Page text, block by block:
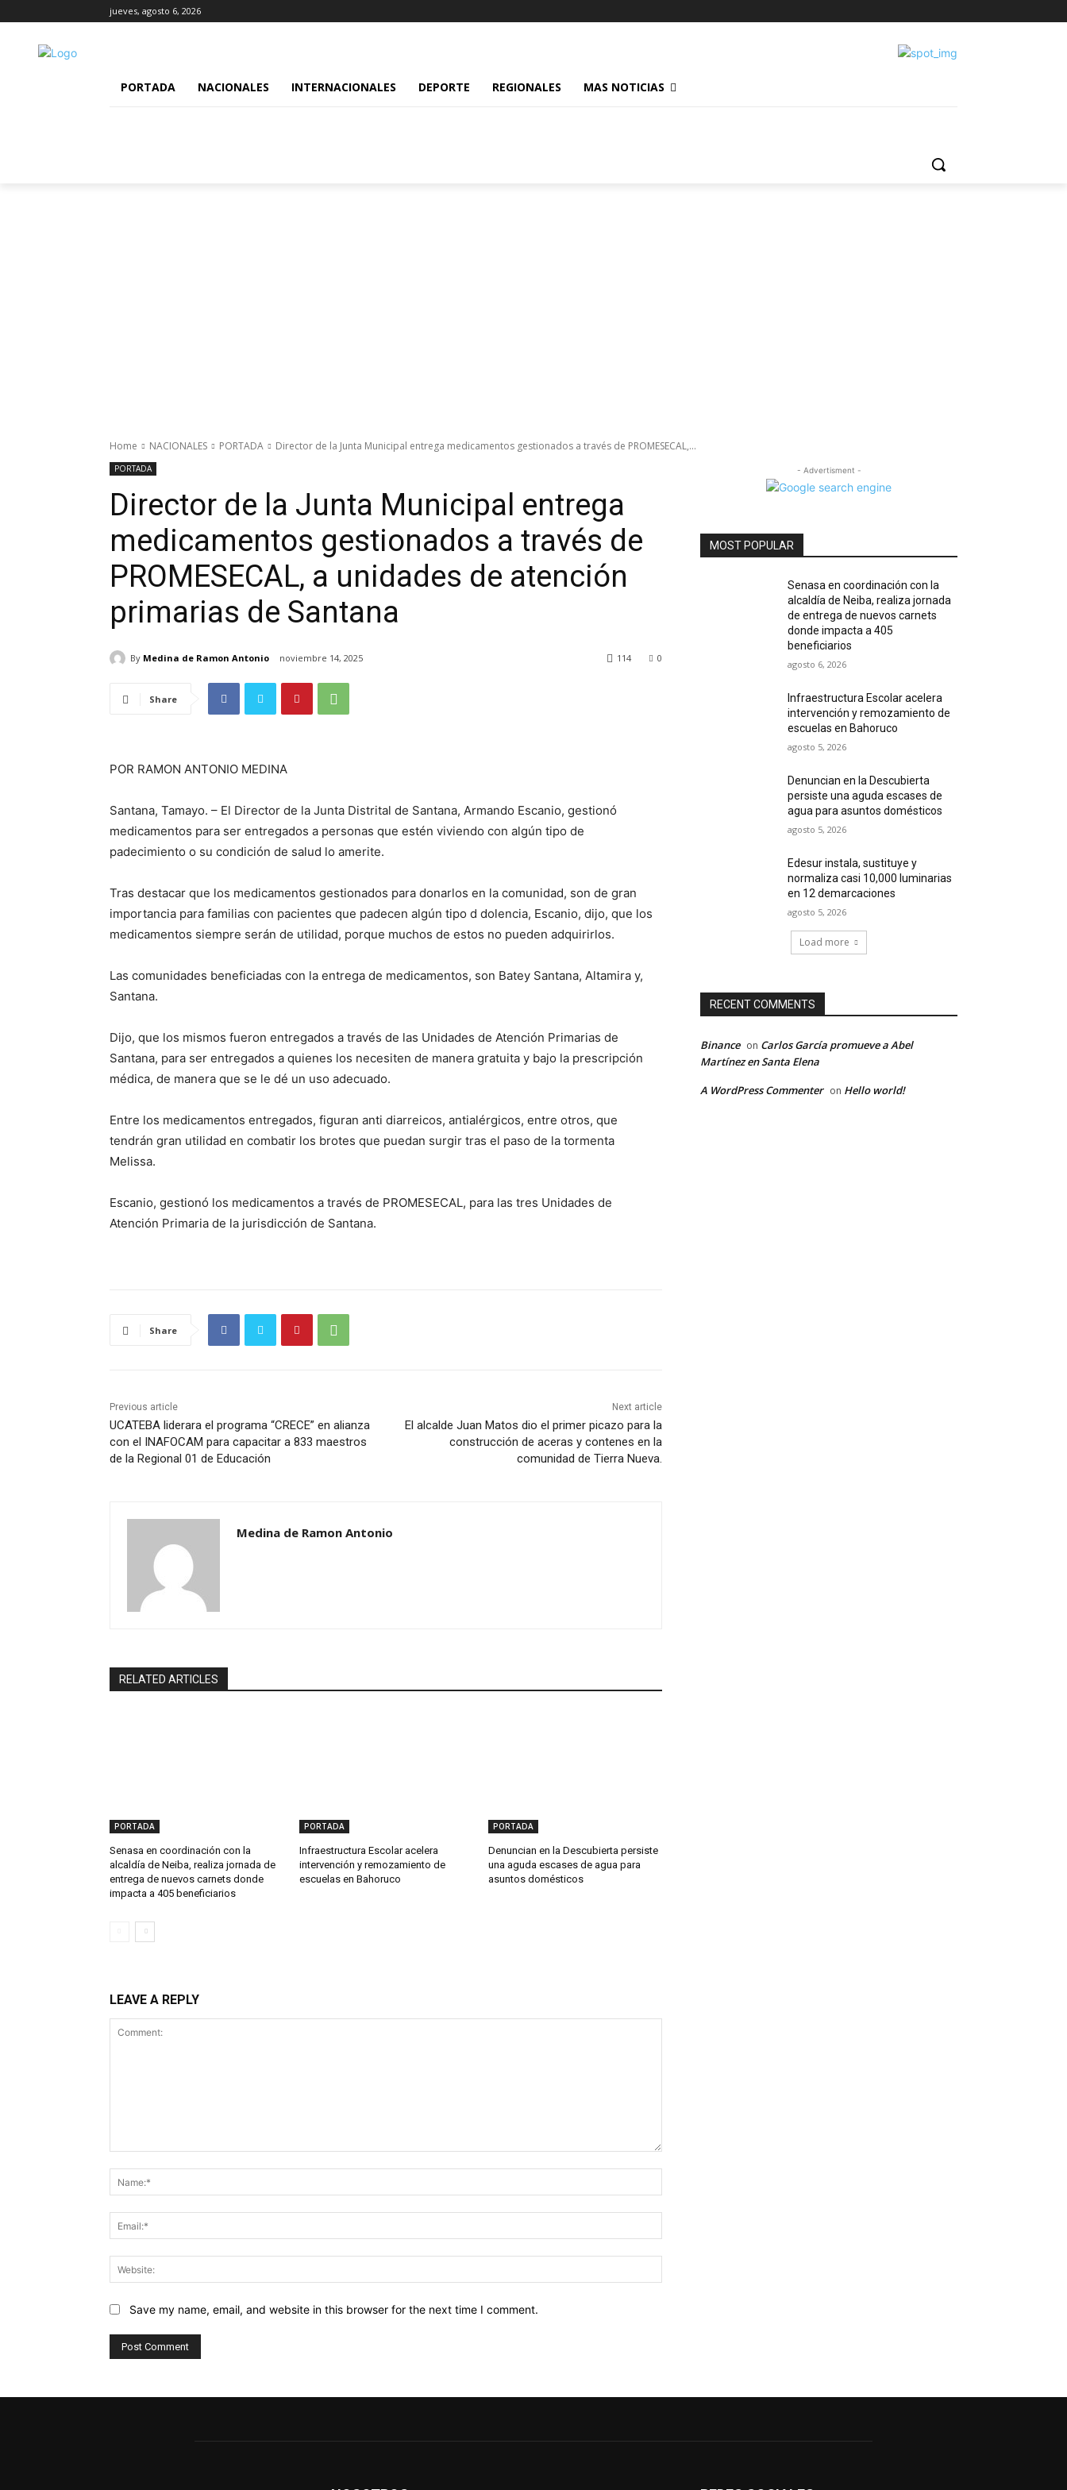
jueves, agosto 6, 2026
PORTADA NACIONALES INTERNACIONALES DEPORTE REGIONALES MAS NOTICIAS
Home NACIONALES PORTADA Director de la Junta Municipal entrega medicamentos gestionados a través de PROMESECAL,...
PORTADA
Director de la Junta Municipal entrega
medicamentos gestionados a través de
PROMESECAL, a unidades de atención
primarias de Santana
By Medina de Ramon Antonio noviembre 14, 2025 0
114
Share
POR RAMON ANTONIO MEDINA
Santana, Tamayo. – El Director de la Junta Distrital de Santana, Armando Escanio, gestionó
medicamentos para ser entregados a personas que estén viviendo con algún tipo de
padecimiento o su condición de salud lo amerite.
Tras destacar que los medicamentos gestionados para donarlos en la comunidad, son de gran
importancia para familias con pacientes que padecen algún tipo d dolencia, Escanio, dijo, que los
medicamentos siempre serán de utilidad, porque muchos de estos no pueden adquirirlos.
Las comunidades beneficiadas con la entrega de medicamentos, son Batey Santana, Altamira y,
Santana.
Dijo, que los mismos fueron entregados a través de las Unidades de Atención Primarias de
Santana, para ser entregados a quienes los necesiten de manera gratuita y bajo la prescripción
médica, de manera que se le dé un uso adecuado.
Entre los medicamentos entregados, figuran anti diarreicos, antialérgicos, entre otros, que
tendrán gran utilidad en combatir los brotes que puedan surgir tras el paso de la tormenta
Melissa.
Escanio, gestionó los medicamentos a través de PROMESECAL, para las tres Unidades de
Atención Primaria de la jurisdicción de Santana.
Share
Previous article
UCATEBA liderara el programa “CRECE” en alianza
con el INAFOCAM para capacitar a 833 maestros
de la Regional 01 de Educación
Next article
El alcalde Juan Matos dio el primer picazo para la
construcción de aceras y contenes en la
comunidad de Tierra Nueva.
Medina de Ramon Antonio
RELATED ARTICLES
PORTADA
Senasa en coordinación con la
alcaldía de Neiba, realiza jornada de
entrega de nuevos carnets donde
impacta a 405 beneficiarios
PORTADA
Infraestructura Escolar acelera
intervención y remozamiento de
escuelas en Bahoruco
PORTADA
Denuncian en la Descubierta persiste
una aguda escases de agua para
asuntos domésticos
LEAVE A REPLY
Save my name, email, and website in this browser for the next time I comment.
- Advertisment -
MOST POPULAR
Senasa en coordinación con la
alcaldía de Neiba, realiza jornada
de entrega de nuevos carnets
donde impacta a 405
beneficiarios
agosto 6, 2026
Infraestructura Escolar acelera
intervención y remozamiento de
escuelas en Bahoruco
agosto 5, 2026
Denuncian en la Descubierta
persiste una aguda escases de
agua para asuntos domésticos
agosto 5, 2026
Edesur instala, sustituye y
normaliza casi 10,000 luminarias
en 12 demarcaciones
agosto 5, 2026
Load more
RECENT COMMENTS
Binance on Carlos García promueve a Abel
Martínez en Santa Elena
A WordPress Commenter on Hello world!